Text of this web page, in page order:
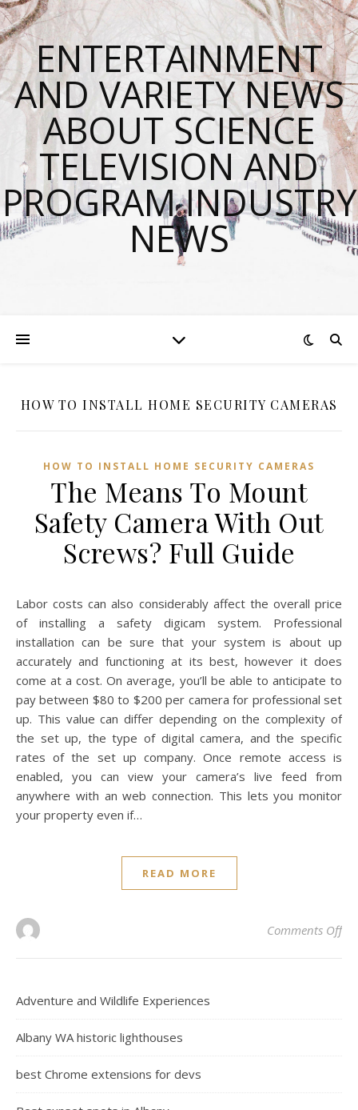
ENTERTAINMENT
AND VARIETY NEWS
ABOUT SCIENCE
TELEVISION AND
PROGRAM INDUSTRY
NEWS
HOW TO INSTALL HOME SECURITY CAMERAS
HOW TO INSTALL HOME SECURITY CAMERAS
The Means To Mount
Safety Camera With Out
Screws? Full Guide
Labor costs can also considerably affect the overall price
of installing a safety digicam system. Professional
installation can be sure that your system is about up
accurately and functioning at its best, however it does
come at a cost. On average, you’ll be able to anticipate to
pay between $80 to $200 per camera for professional set
up. This value can differ depending on the complexity of
the set up, the type of digital camera, and the specific
rates of the set up company. Once remote access is
enabled, you can view your camera’s live feed from
anywhere with an web connection. This lets you monitor
your property even if…
READ MORE
Comments Offon
Adventure and Wildlife Experiences
Albany WA historic lighthouses
best Chrome extensions for devs